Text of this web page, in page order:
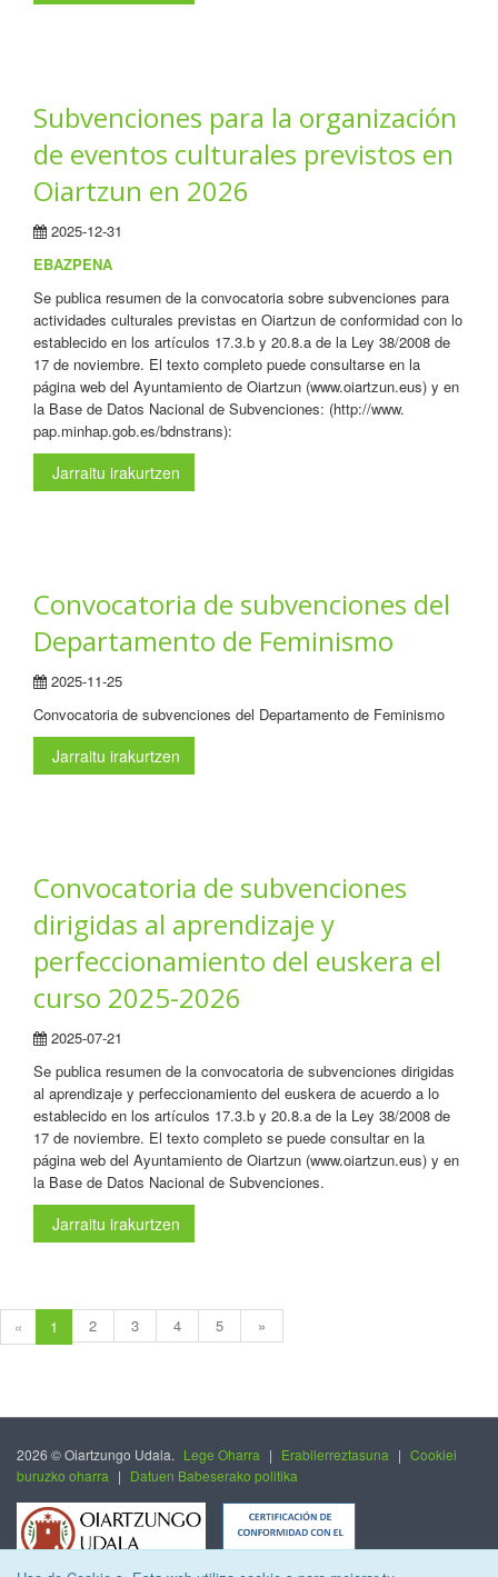
Subvenciones para la organización
de eventos culturales previstos en
Oiartzun en 2026
2025-12-31
EBAZPENA
Se publica resumen de la convocatoria sobre subvenciones para
actividades culturales previstas en Oiartzun de conformidad con lo
establecido en los artículos 17.3.b y 20.8.a de la Ley 38/2008 de
17 de noviembre. El texto completo puede consultarse en la
página web del Ayuntamiento de Oiartzun (www.oiartzun.eus) y en
la Base de Datos Nacional de Subvenciones: (http://www.
pap.minhap.gob.es/bdnstrans):
Jarraitu irakurtzen
Convocatoria de subvenciones del
Departamento de Feminismo
2025-11-25
Convocatoria de subvenciones del Departamento de Feminismo
Jarraitu irakurtzen
Convocatoria de subvenciones
dirigidas al aprendizaje y
perfeccionamiento del euskera el
curso 2025-2026
2025-07-21
Se publica resumen de la convocatoria de subvenciones dirigidas
al aprendizaje y perfeccionamiento del euskera de acuerdo a lo
establecido en los artículos 17.3.b y 20.8.a de la Ley 38/2008 de
17 de noviembre. El texto completo se puede consultar en la
página web del Ayuntamiento de Oiartzun (www.oiartzun.eus) y en
la Base de Datos Nacional de Subvenciones.
Jarraitu irakurtzen
« 1 2 3 4 5 »
2026 © Oiartzungo Udala. Lege Oharra | Erabilerreztasuna | Cookiei
buruzko oharra | Datuen Babeserako politika